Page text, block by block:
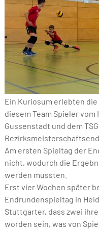
Ein Kuriosum erlebten die
diesem Team Spieler vom
Gussenstadt und dem
Am ersten Spieltag der
nicht, wodurch die
werden mussten.
Erst vier Wochen später
Endrundenspieltag in
Stuttgarter, dass zwei
worden sein, was von